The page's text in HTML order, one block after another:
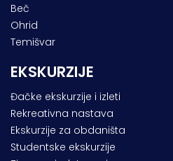
Beč
Ohrid
Temišvar
EKSKURZIJE
Đačke ekskurzije i izleti
Rekreativna nastava
Ekskurzije za obdaništa
Studentske ekskurzije